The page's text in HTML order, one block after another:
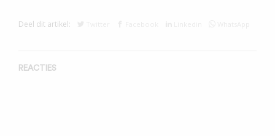
Deel dit artikel:
REACTIES